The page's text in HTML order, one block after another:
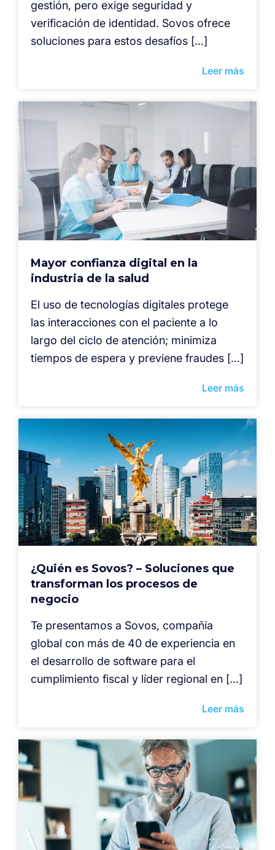
gestión, pero exige seguridad y
verificación de identidad. Sovos ofrece
soluciones para estos desafíos […]
Leer más
Mayor confianza digital en la
industria de la salud
El uso de tecnologías digitales protege
las interacciones con el paciente a lo
largo del ciclo de atención; minimiza
tiempos de espera y previene fraudes […]
Leer más
¿Quién es Sovos? – Soluciones que
transforman los procesos de
negocio
Te presentamos a Sovos, compañía
global con más de 40 de experiencia en
el desarrollo de software para el
cumplimiento fiscal y líder regional en […]
Leer más